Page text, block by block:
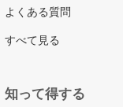
よくある質問
すべて見る
知って得する